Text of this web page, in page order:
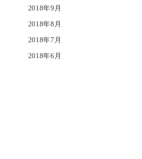
2018年9月
2018年8月
2018年7月
2018年6月